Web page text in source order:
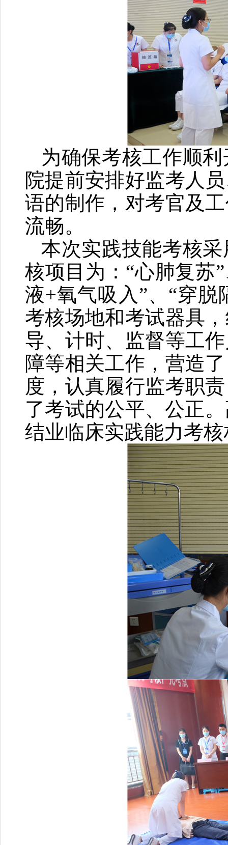
为确保考核工作顺
院提前安排好监考人
语的制作，对考官及
流畅。
本次实践技能考核
核项目为：“心肺复苏
液+氧气吸入”、“穿
考核场地和考试器具
导、计时、监督等工
障等相关工作，营造
度，认真履行监考职
了考试的公平、公正
结业临床实践能力考